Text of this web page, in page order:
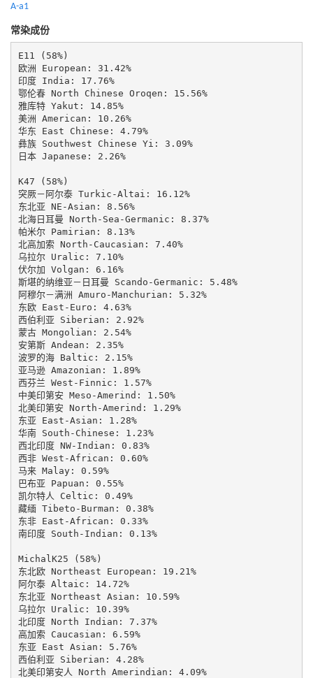
A-a1
常染成份
E11 (58%)
欧洲 European: 31.42%
印度 India: 17.76%
鄂伦春 North Chinese Oroqen: 15.56%
雅库特 Yakut: 14.85%
美洲 American: 10.26%
华东 East Chinese: 4.79%
彝族 Southwest Chinese Yi: 3.09%
日本 Japanese: 2.26%
K47 (58%)
突厥－阿尔泰 Turkic-Altai: 16.12%
东北亚 NE-Asian: 8.56%
北海日耳曼 North-Sea-Germanic: 8.37%
帕米尔 Pamirian: 8.13%
北高加索 North-Caucasian: 7.40%
乌拉尔 Uralic: 7.10%
伏尔加 Volgan: 6.16%
斯堪的纳维亚－日耳曼 Scando-Germanic: 5.48%
阿穆尔－满洲 Amuro-Manchurian: 5.32%
东欧 East-Euro: 4.63%
西伯利亚 Siberian: 2.92%
蒙古 Mongolian: 2.54%
安第斯 Andean: 2.35%
波罗的海 Baltic: 2.15%
亚马逊 Amazonian: 1.89%
西芬兰 West-Finnic: 1.57%
中美印第安 Meso-Amerind: 1.50%
北美印第安 North-Amerind: 1.29%
东亚 East-Asian: 1.28%
华南 South-Chinese: 1.23%
西北印度 NW-Indian: 0.83%
西非 West-African: 0.60%
马来 Malay: 0.59%
巴布亚 Papuan: 0.55%
凯尔特人 Celtic: 0.49%
藏缅 Tibeto-Burman: 0.38%
东非 East-African: 0.33%
南印度 South-Indian: 0.13%
MichalK25 (58%)
东北欧 Northeast European: 19.21%
阿尔泰 Altaic: 14.72%
东北亚 Northeast Asian: 10.59%
乌拉尔 Uralic: 10.39%
北印度 North Indian: 7.37%
高加索 Caucasian: 6.59%
东亚 East Asian: 5.76%
西伯利亚 Siberian: 4.28%
北美印第安人 North Amerindian: 4.09%